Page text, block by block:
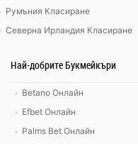
Румъния Класиране
Северна Ирландия Класиране
Най-добрите Букмейкъри
Betano Онлайн
Efbet Онлайн
Palms Bet Онлайн